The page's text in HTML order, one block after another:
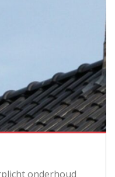
onderhoud